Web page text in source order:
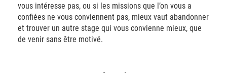
vous intéresse pas, ou si les missions que l’on vous a
confiées ne vous conviennent pas, mieux vaut abandonner
et trouver un autre stage qui vous convienne mieux, que
de venir sans être motivé.